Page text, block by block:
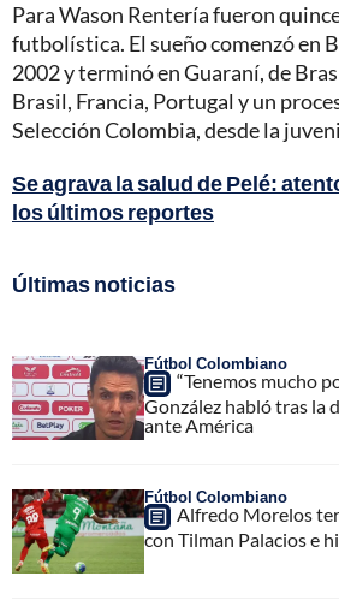
Para Wason Rentería fueron
futbolística. El sueño comenzó en
2002 y terminó en Guaraní, de
Brasil, Francia, Portugal y un
Selección Colombia, desde la
Se agrava la salud de Pelé:
los últimos reportes
Últimas noticias
Fútbol Colombiano
“Tenemos mucho
González habló tras la
ante América
Fútbol Colombiano
Alfredo Morelos
con Tilman Palacios e